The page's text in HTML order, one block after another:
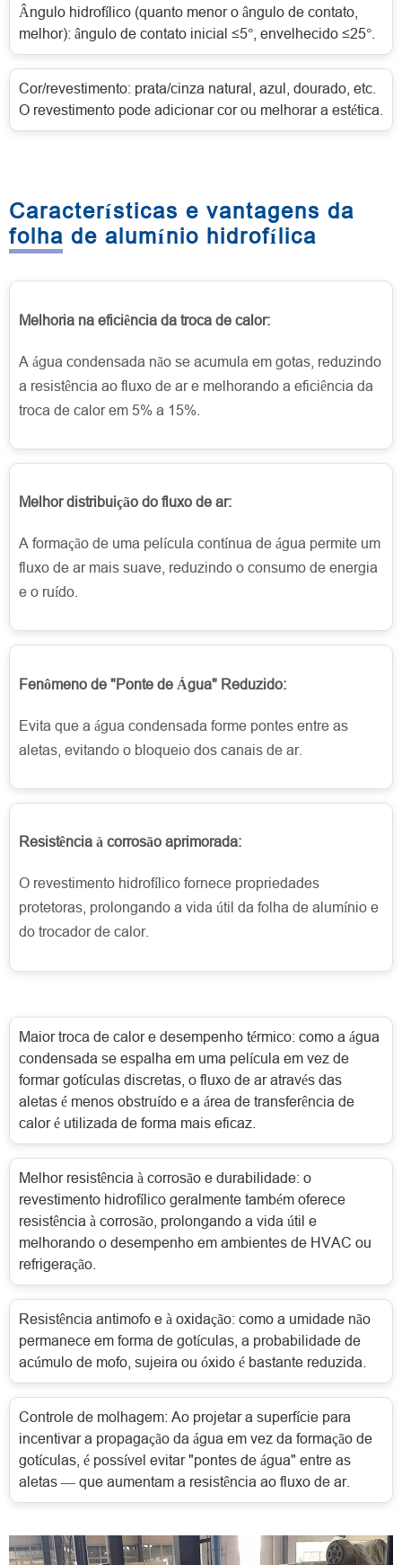
Ângulo hidrofílico (quanto menor o ângulo de contato,
melhor): ângulo de contato inicial ≤5°, envelhecido ≤25°.
Cor/revestimento: prata/cinza natural, azul, dourado, etc.
O revestimento pode adicionar cor ou melhorar a estética.
Características e vantagens da
folha de alumínio hidrofílica
Melhoria na eficiência da troca de calor:
A água condensada não se acumula em gotas, reduzindo
a resistência ao fluxo de ar e melhorando a eficiência da
troca de calor em 5% a 15%.
Melhor distribuição do fluxo de ar:
A formação de uma película contínua de água permite um
fluxo de ar mais suave, reduzindo o consumo de energia
e o ruído.
Fenômeno de "Ponte de Água" Reduzido:
Evita que a água condensada forme pontes entre as
aletas, evitando o bloqueio dos canais de ar.
Resistência à corrosão aprimorada:
O revestimento hidrofílico fornece propriedades
protetoras, prolongando a vida útil da folha de alumínio e
do trocador de calor.
Maior troca de calor e desempenho térmico: como a água
condensada se espalha em uma película em vez de
formar gotículas discretas, o fluxo de ar através das
aletas é menos obstruído e a área de transferência de
calor é utilizada de forma mais eficaz.
Melhor resistência à corrosão e durabilidade: o
revestimento hidrofílico geralmente também oferece
resistência à corrosão, prolongando a vida útil e
melhorando o desempenho em ambientes de HVAC ou
refrigeração.
Resistência antimofo e à oxidação: como a umidade não
permanece em forma de gotículas, a probabilidade de
acúmulo de mofo, sujeira ou óxido é bastante reduzida.
Controle de molhagem: Ao projetar a superfície para
incentivar a propagação da água em vez da formação de
gotículas, é possível evitar "pontes de água" entre as
aletas — que aumentam a resistência ao fluxo de ar.